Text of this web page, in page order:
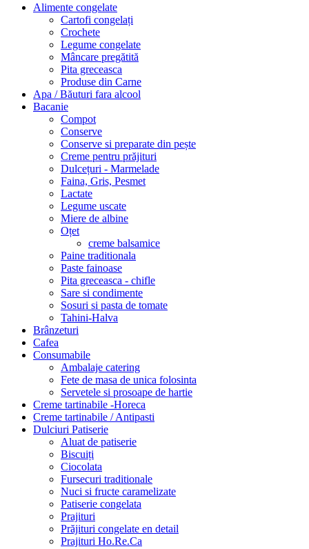
Alimente congelate
Cartofi congelați
Crochete
Legume congelate
Mâncare pregătită
Pita greceasca
Produse din Carne
Apa / Băuturi fara alcool
Bacanie
Compot
Conserve
Conserve si preparate din pește
Creme pentru prăjituri
Dulcețuri - Marmelade
Faina, Gris, Pesmet
Lactate
Legume uscate
Miere de albine
Oțet
creme balsamice
Paine traditionala
Paste fainoase
Pita greceasca - chifle
Sare si condimente
Sosuri si pasta de tomate
Tahini-Halva
Brânzeturi
Cafea
Consumabile
Ambalaje catering
Fete de masa de unica folosinta
Servetele si prosoape de hartie
Creme tartinabile -Horeca
Creme tartinabile / Antipasti
Dulciuri Patiserie
Aluat de patiserie
Biscuiți
Ciocolata
Fursecuri traditionale
Nuci si fructe caramelizate
Patiserie congelata
Prajituri
Prăjituri congelate en detail
Prajituri Ho.Re.Ca